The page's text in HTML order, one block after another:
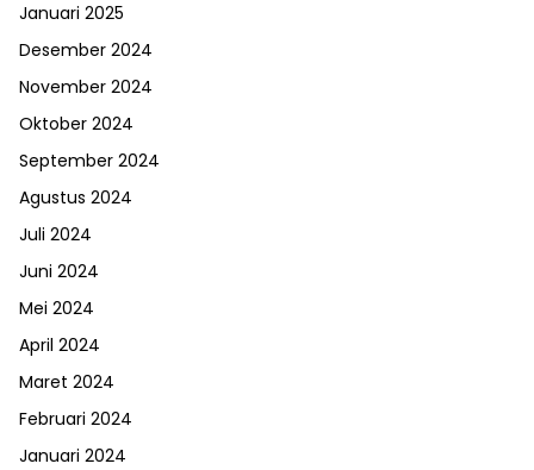
Januari 2025
Desember 2024
November 2024
Oktober 2024
September 2024
Agustus 2024
Juli 2024
Juni 2024
Mei 2024
April 2024
Maret 2024
Februari 2024
Januari 2024